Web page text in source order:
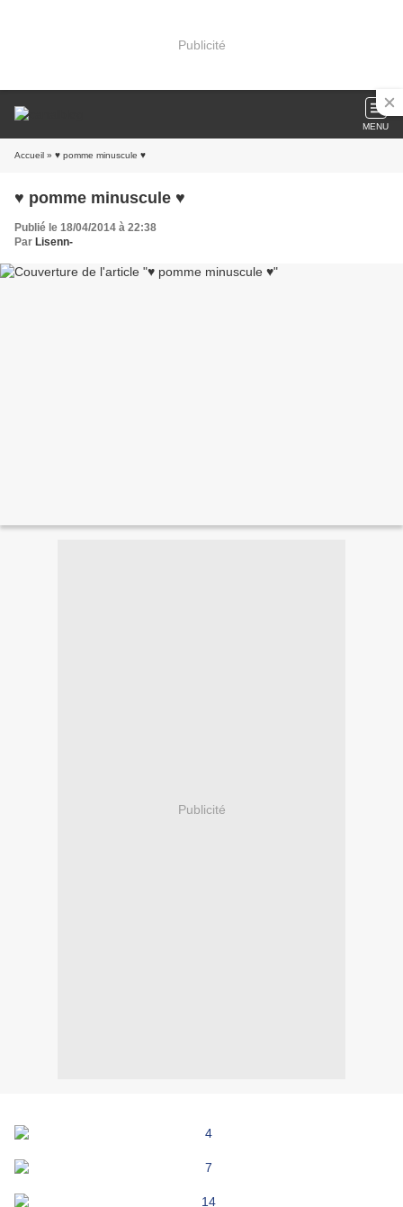
Publicité
MENU
Accueil » ♥ pomme minuscule ♥
♥ pomme minuscule ♥
Publié le 18/04/2014 à 22:38
Par Lisenn-
Publicité